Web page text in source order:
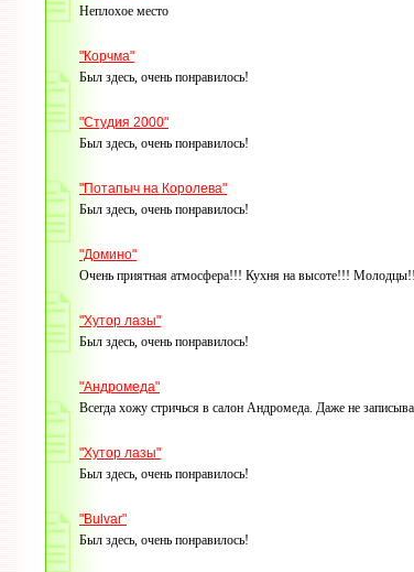
Неплохое место
"Корчма"
Был здесь, очень понравилось!
"Студия 2000"
Был здесь, очень понравилось!
"Потапыч на Королева"
Был здесь, очень понравилось!
"Домино"
Очень приятная атмосфера!!! Кухня на высоте!!!
"Хутор лазы"
Был здесь, очень понравилось!
"Андромеда"
Всегда хожу стричься в салон Андромеда. Даже не
"Хутор лазы"
Был здесь, очень понравилось!
"Bulvar"
Был здесь, очень понравилось!